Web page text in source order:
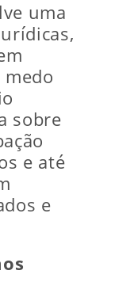
uma
medo
sobre
e até
e